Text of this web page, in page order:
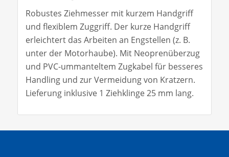
Robustes Ziehmesser mit kurzem Handgriff
und flexiblem Zuggriff. Der kurze Handgriff
erleichtert das Arbeiten an Engstellen (z. B.
unter der Motorhaube). Mit Neoprenüberzug
und PVC-ummanteltem Zugkabel für besseres
Handling und zur Vermeidung von Kratzern.
Lieferung inklusive 1 Ziehklinge 25 mm lang.